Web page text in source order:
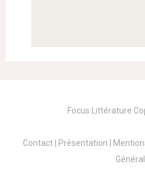
Focus Littérature
Contact Présentation